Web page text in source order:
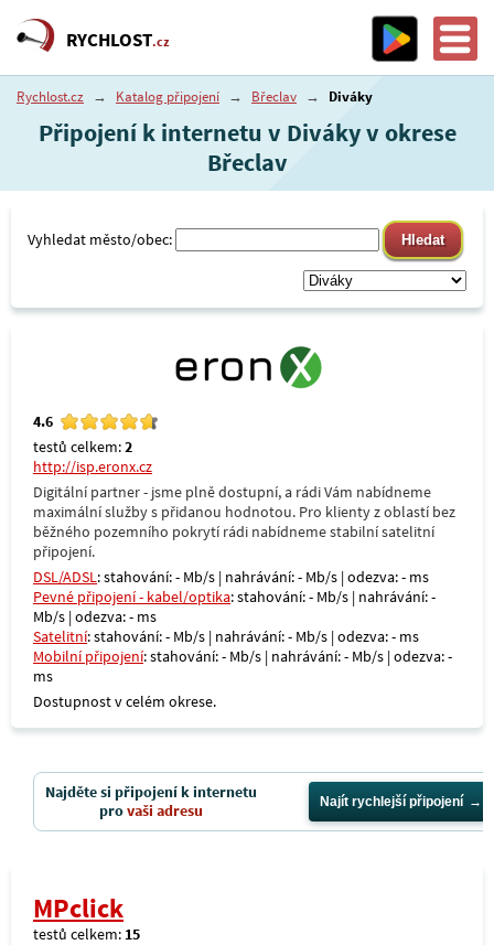
RYCHLOST.cz
Rychlost.cz → Katalog připojení → Břeclav → Diváky
Připojení k internetu v Diváky v okrese
Břeclav
Vyhledat město/obec:
4.6
testů celkem:2
http://isp.eronx.cz
Digitální partner - jsme plně dostupní, a rádi Vám nabídneme
maximální služby s přidanou hodnotou. Pro klienty z oblastí bez
běžného pozemního pokrytí rádi nabídneme stabilní satelitní
připojení.
DSL/ADSL: stahování: - Mb/s | nahrávání: - Mb/s | odezva: - ms
Pevné připojení - kabel/optika: stahování: - Mb/s | nahrávání: -
Mb/s | odezva: - ms
Satelitní: stahování: - Mb/s | nahrávání: - Mb/s | odezva: - ms
Mobilní připojení: stahování: - Mb/s | nahrávání: - Mb/s | odezva: -
ms
Dostupnost v celém okrese.
Najděte si připojení k internetu
provaši adresu Najít rychlejší připojení
MPclick
testů celkem: 15